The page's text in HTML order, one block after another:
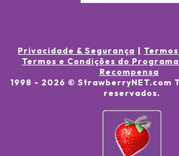
Privacidade & Segurança
Termos e Condições do
Recompensa
1998 - 2026 © StrawberryNET.com
reservados.